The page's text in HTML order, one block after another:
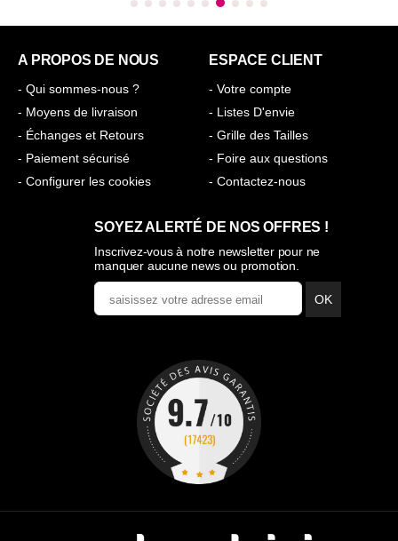
A PROPOS DE NOUS
- Qui sommes-nous ?
- Moyens de livraison
- Échanges et Retours
- Paiement sécurisé
- Configurer les cookies
ESPACE CLIENT
- Votre compte
- Listes D'envie
- Grille des Tailles
- Foire aux questions
- Contactez-nous
SOYEZ ALERTÉ DE NOS OFFRES !
Inscrivez-vous à notre newsletter pour ne
manquer aucune news ou promotion.
OK